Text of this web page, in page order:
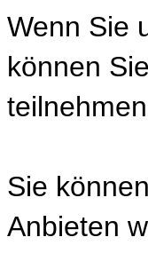
Wenn Sie
können
Sie
Anbieten